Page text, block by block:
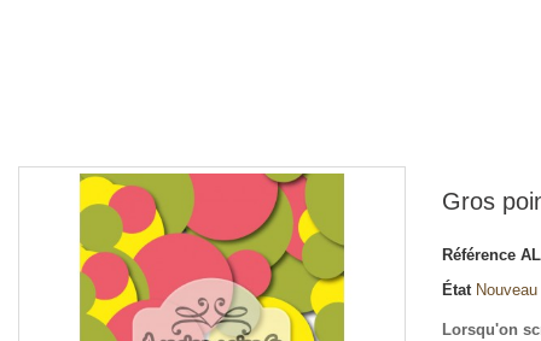
Gros
Référence
État Nouveau
Lorsqu'on